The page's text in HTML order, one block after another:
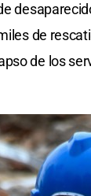
de
de los